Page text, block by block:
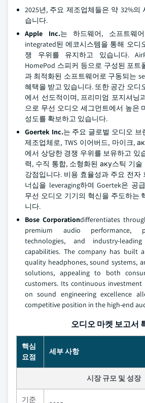
2025년, 주요 제조업체들은 약 32%의
습니다.
Apple Inc.는 하드웨어, 소프트웨
integrated된 에코시스템을 통해 오디
쟁 우위를 유지하고 있습니다.
HomePod 스피커 등으로 구성된 포트
과 최적화된 소프트웨어로 구동되는
혜택을 받고 있습니다. 또한 공간 오디
에서 선도적이며, 프리미엄 포지셔닝
으로 무선 오디오 세그먼트에서 높은
성도를 확보하고 있습니다.
Goertek Inc.는 주요 글로벌 오디오 브
제조업체로, TWS 이어버드, 마이크,
에서 상당한 경쟁 우위를 보유하고 있
력, 수직 통합, 소형화된 аку스틱 기술
강점입니다. 비용 효율성과 주요 전자
너십을 leveraging하여 Goertek은 공
무선 오디오 기기의 혁신을 주도하는
니다.
Bose Corporationdifferentiates
premium audio performance,
technologies, and industry-
capabilities. The company has built
quality headphones, sound systems,
solutions, appealing to both
customers. Its continuous investment
on sound engineering excellence
competitive position in the high-end
오디오 마켓 보고서
핵심
요점
세부 사항
시장 규모 및 성장
기준